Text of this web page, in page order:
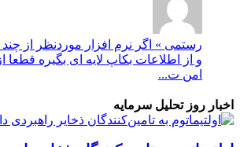
رستمی » اگر نرم افزار موردنظر از چند
و از اطلاعات بکاپ لایه ای بگیره قطعا
امن ت...
اخبار روز تحلیل سرمایه